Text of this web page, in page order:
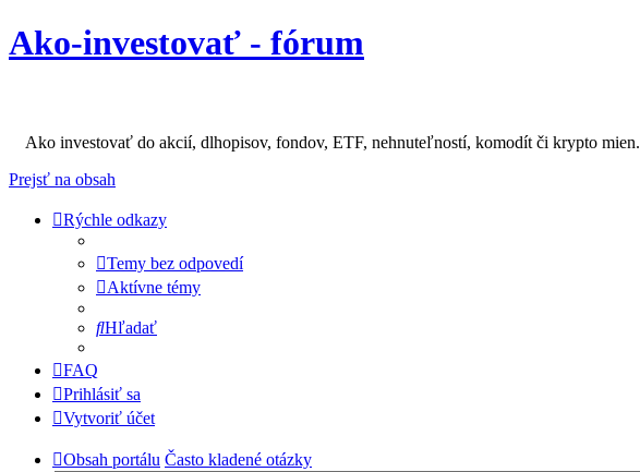
Ako-investovať - fórum
Ako investovať do akcií, dlhopisov, fondov, ETF, nehnuteľností, komodít či krypto mien.
Prejsť na obsah
Rýchle odkazy
Temy bez odpovedí
Aktívne témy
Hľadať
FAQ
Prihlásiť sa
Vytvoriť účet
Obsah portálu Často kladené otázky